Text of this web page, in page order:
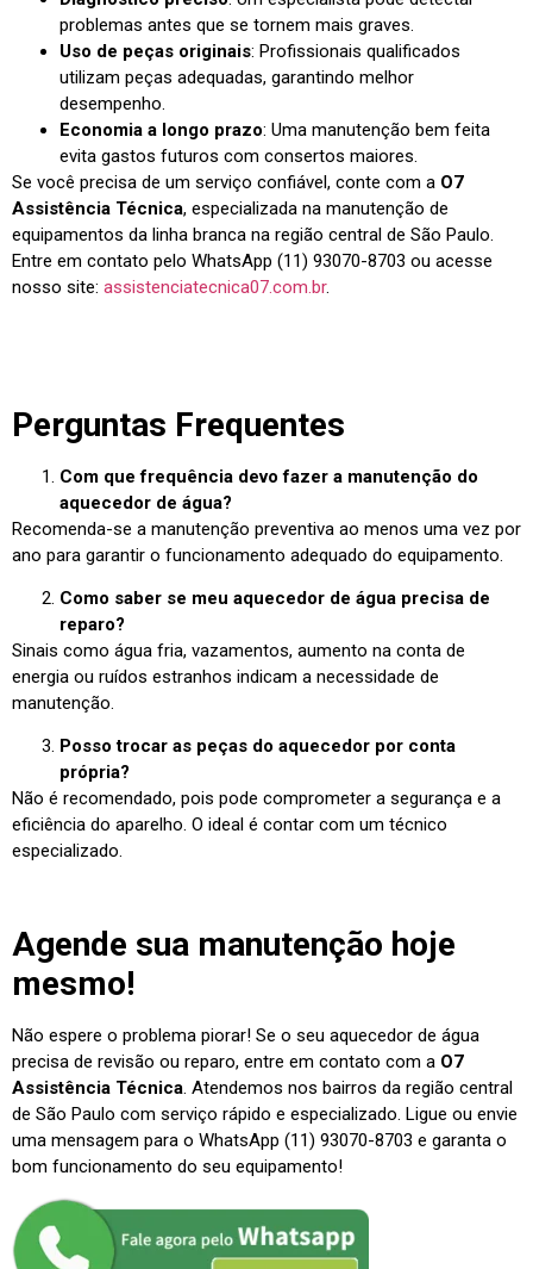
problemas antes que se tornem mais graves.
Uso de peças originais: Profissionais qualificados
utilizam peças adequadas, garantindo melhor
desempenho.
Economia a longo prazo: Uma manutenção bem feita
evita gastos futuros com consertos maiores.
Se você precisa de um serviço confiável, conte com a O7
Assistência Técnica, especializada na manutenção de
equipamentos da linha branca na região central de São Paulo.
Entre em contato pelo WhatsApp (11) 93070-8703 ou acesse
nosso site: assistenciatecnica07.com.br.
Perguntas Frequentes
Com que frequência devo fazer a manutenção do
aquecedor de água?
Recomenda-se a manutenção preventiva ao menos uma vez por
ano para garantir o funcionamento adequado do equipamento.
Como saber se meu aquecedor de água precisa de
reparo?
Sinais como água fria, vazamentos, aumento na conta de
energia ou ruídos estranhos indicam a necessidade de
manutenção.
Posso trocar as peças do aquecedor por conta
própria?
Não é recomendado, pois pode comprometer a segurança e a
eficiência do aparelho. O ideal é contar com um técnico
especializado.
Agende sua manutenção hoje
mesmo!
Não espere o problema piorar! Se o seu aquecedor de água
precisa de revisão ou reparo, entre em contato com a O7
Assistência Técnica. Atendemos nos bairros da região central
de São Paulo com serviço rápido e especializado. Ligue ou envie
uma mensagem para o WhatsApp (11) 93070-8703 e garanta o
bom funcionamento do seu equipamento!